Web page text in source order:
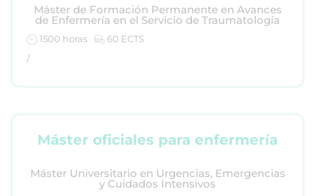
Máster de Formación Permanente en Avances
de Enfermería en el Servicio de Traumatología
1500 horas
60 ECTS
/
Máster oficiales para enfermería
Máster Universitario en Urgencias, Emergencias
y Cuidados Intensivos